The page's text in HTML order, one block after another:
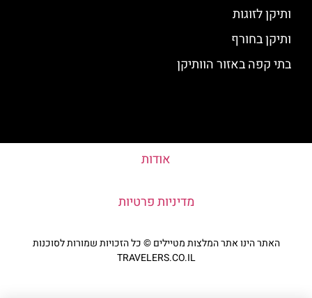
ותיקן לזוגות
ותיקן בחורף
בתי קפה באזור הוותיקן
אודות
מדיניות פרטיות
האתר הינו אתר המלצות מטיילים © כל הזכויות שמורות לסוכנות
TRAVELERS.CO.IL